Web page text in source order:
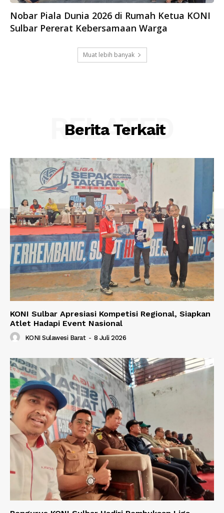
Nobar Piala Dunia 2026 di Rumah Ketua KONI
Sulbar Pererat Kebersamaan Warga
Muat lebih banyak
Berita Terkait
RELATED
KONI Sulbar Apresiasi Kompetisi Regional, Siapkan
Atlet Hadapi Event Nasional
KONI Sulawesi Barat - 8 Juli 2026